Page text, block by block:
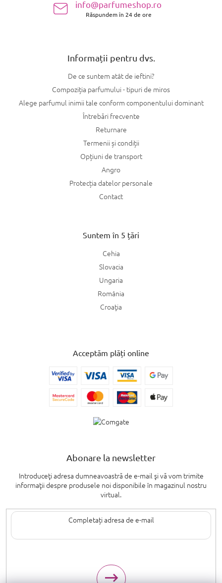
info@parfumeshop.ro
Răspundem în 24 de ore
Informații pentru dvs.
De ce suntem atât de ieftini?
Compoziția parfumului - tipuri de miros
Alege parfumul inimii tale conform componentului dominant
Întrebări frecvente
Returnare
Termenii și condiții
Opțiuni de transport
Angro
Protecția datelor personale
Contact
Suntem în 5 țări
Cehia
Slovacia
Ungaria
România
Croaţia
Acceptăm plăți online
Abonare la newsletter
Introduceţi adresa dumneavoastră de e-mail şi vă vom trimite
informaţii despre produsele noi disponibile în magazinul nostru
virtual.